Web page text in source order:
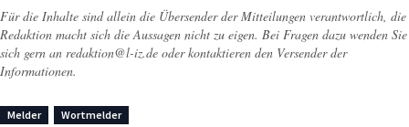
Für die Inhalte sind allein die Übersender der Mitteilungen verantwortlich, die
Redaktion macht sich die Aussagen nicht zu eigen. Bei Fragen dazu wenden Sie
sich gern an redaktion@l-iz.de oder kontaktieren den Versender der
Informationen.
Melder Wortmelder